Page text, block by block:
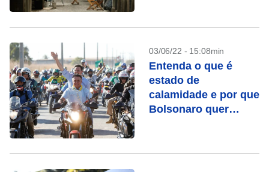
03/06/22 - 15:08min
Entenda o que é
estado de
calamidade e por que
Bolsonaro quer